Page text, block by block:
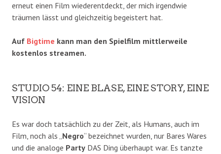
erneut einen Film wiederentdeckt, der mich irgendwie
träumen lässt und gleichzeitig begeistert hat.
Auf Bigtime kann man den Spielfilm mittlerweile
kostenlos streamen.
STUDIO 54: EINE BLASE, EINE STORY, EINE
VISION
Es war doch tatsächlich zu der Zeit, als Humans, auch im
Film, noch als „Negro“ bezeichnet wurden, nur Bares Wares
und die analoge Party DAS Ding überhaupt war. Es tanzte